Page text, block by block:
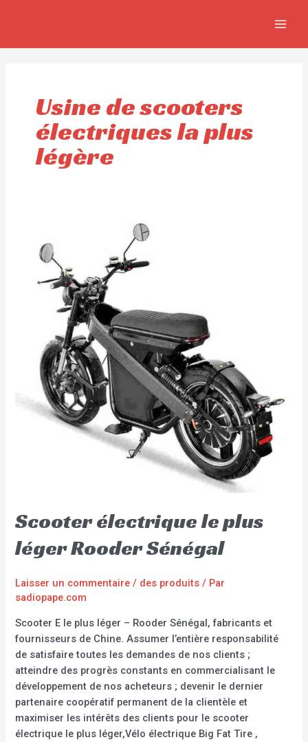
Usine de scooters
électriques la plus
légère
Scooter électrique le plus
léger Rooder Sénégal
Laisser un commentaire / des produits / Par
sadiopape.com
Scooter E le plus léger – Rooder Sénégal, fabricants et
fournisseurs de Chine. Assumer l’entière responsabilité
de satisfaire toutes les demandes de nos clients ;
atteindre des progrès constants en commercialisant le
développement de nos acheteurs ; devenir le dernier
partenaire coopératif permanent de la clientèle et
maximiser les intérêts des clients pour le scooter
électrique le plus léger,Vélo électrique Big Fat Tire ,